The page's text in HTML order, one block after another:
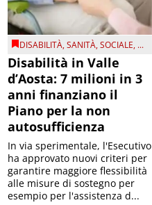
DISABILITÀ,SANITÀ,SOCIALE, ...
Disabilità in Valle
d’Aosta: 7 milioni in 3
anni finanziano il
Piano per la non
autosufficienza
In via sperimentale, l'Esecutivo
ha approvato nuovi criteri per
garantire maggiore flessibilità
alle misure di sostegno per
esempio per l'assistenza d...